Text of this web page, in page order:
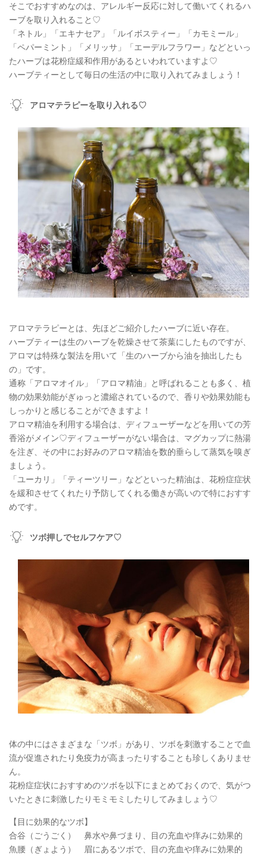
そこでおすすめなのは、アレルギー反応に対して働いてくれるハ
ーブを取り入れること♡
「ネトル」「エキナセア」「ルイボスティー」「カモミール」
「ペパーミント」「メリッサ」「エーデルフラワー」などといっ
たハーブは花粉症緩和作用があるといわれていますよ♡
ハーブティーとして毎日の生活の中に取り入れてみましょう！
アロマテラピーを取り入れる♡
アロマテラピーとは、先ほどご紹介したハーブに近い存在。
ハーブティーは生のハーブを乾燥させて茶葉にしたものですが、
アロマは特殊な製法を用いて「生のハーブから油を抽出したも
の」です。
通称「アロマオイル」「アロマ精油」と呼ばれることも多く、植
物の効果効能がぎゅっと濃縮されているので、香りや効果効能も
しっかりと感じることができますよ！
アロマ精油を利用する場合は、ディフューザーなどを用いての芳
香浴がメイン♡ディフューザーがない場合は、マグカップに熱湯
を注ぎ、その中にお好みのアロマ精油を数的垂らして蒸気を嗅ぎ
ましょう。
「ユーカリ」「ティーツリー」などといった精油は、花粉症症状
を緩和させてくれたり予防してくれる働きが高いので特におすす
めです。
ツボ押しでセルフケア♡
体の中にはさまざまな「ツボ」があり、ツボを刺激することで血
流が促進されたり免疫力が高まったりすることも珍しくありませ
ん。
花粉症症状におすすめのツボを以下にまとめておくので、気がつ
いたときに刺激したりモミモミしたりしてみましょう♡
【目に効果的なツボ】
合谷（ごうごく） 鼻水や鼻づまり、目の充血や痒みに効果的
魚腰（ぎょよう） 眉にあるツボで、目の充血や痒みに効果的